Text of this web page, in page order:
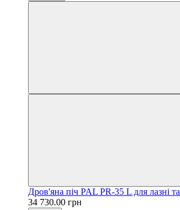
Дров'яна піч PAL PR-35 L для лазні
34 730.00 грн